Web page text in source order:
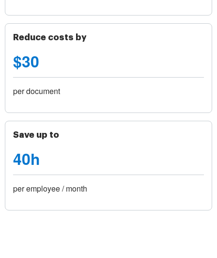
Reduce costs by
$30
per document
Save up to
40h
per employee / month